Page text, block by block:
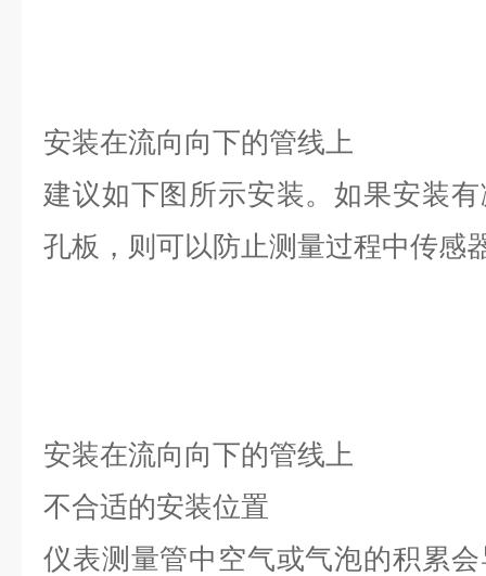
安装在流向向下的管线上
建议如下图所示安装。如果安装
孔板，则可以防止测量过程中传感
安装在流向向下的管线上
不合适的安装位置
仪表测量管中空气或气泡的积累